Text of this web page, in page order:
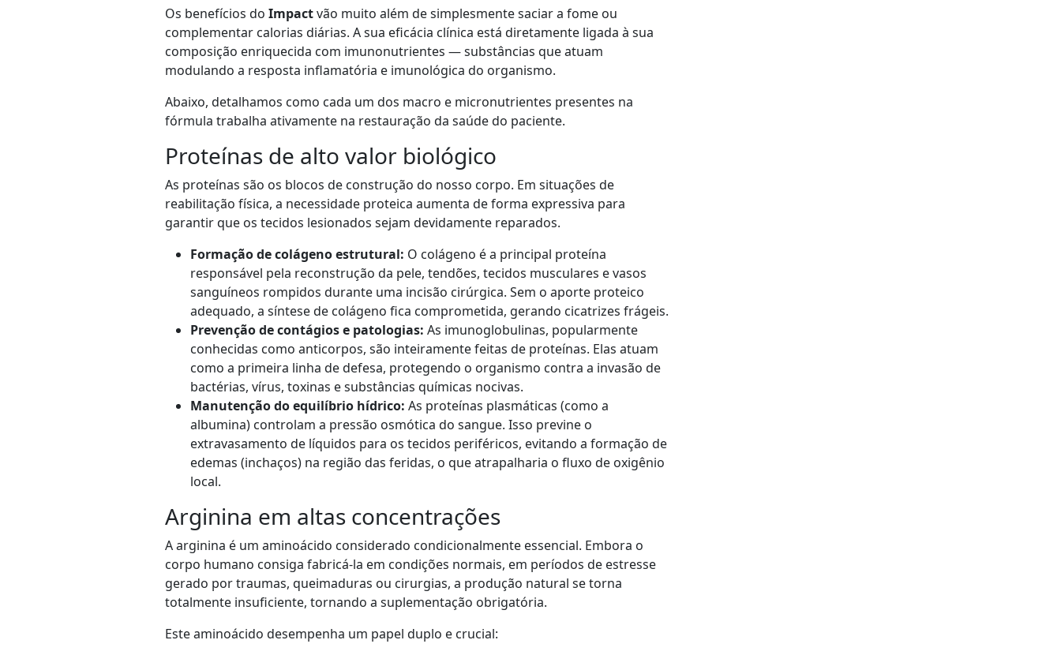
Os benefícios do Impactvão muito além de simplesmente saciar a fome ou
complementar calorias diárias. A sua eficácia clínica está diretamente ligada à sua
composição enriquecida com imunonutrientes — substâncias que atuam
modulando a resposta inflamatória e imunológica do organismo.
Abaixo, detalhamos como cada um dos macro e micronutrientes presentes na
fórmula trabalha ativamente na restauração da saúde do paciente.
Proteínas de alto valor biológico
As proteínas são os blocos de construção do nosso corpo. Em situações de
reabilitação física, a necessidade proteica aumenta de forma expressiva para
garantir que os tecidos lesionados sejam devidamente reparados.
Formação de colágeno estrutural: O colágeno é a principal proteína
responsável pela reconstrução da pele, tendões, tecidos musculares e vasos
sanguíneos rompidos durante uma incisão cirúrgica. Sem o aporte proteico
adequado, a síntese de colágeno fica comprometida, gerando cicatrizes frágeis.
Prevenção de contágios e patologias: As imunoglobulinas, popularmente
conhecidas como anticorpos, são inteiramente feitas de proteínas. Elas atuam
como a primeira linha de defesa, protegendo o organismo contra a invasão de
bactérias, vírus, toxinas e substâncias químicas nocivas.
Manutenção do equilíbrio hídrico: As proteínas plasmáticas (como a
albumina) controlam a pressão osmótica do sangue. Isso previne o
extravasamento de líquidos para os tecidos periféricos, evitando a formação de
edemas (inchaços) na região das feridas, o que atrapalharia o fluxo de oxigênio
local.
Arginina em altas concentrações
A arginina é um aminoácido considerado condicionalmente essencial. Embora o
corpo humano consiga fabricá-la em condições normais, em períodos de estresse
gerado por traumas, queimaduras ou cirurgias, a produção natural se torna
totalmente insuficiente, tornando a suplementação obrigatória.
Este aminoácido desempenha um papel duplo e crucial: